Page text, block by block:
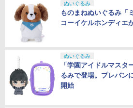
ぬいぐるみ
ものまねぬいぐるみ「
コーイケルホンディエ
ぬいぐるみ
「学園アイドルマスタ
るみで登場。プレバン
開始